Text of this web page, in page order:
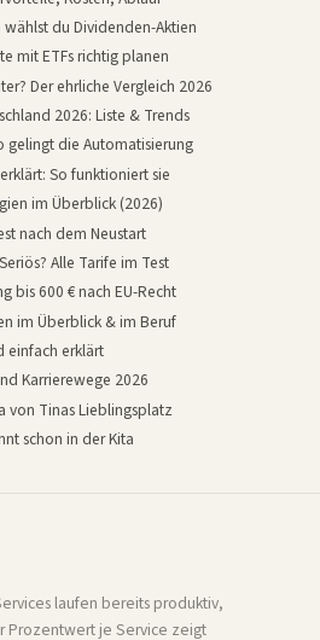
du Dividenden-Aktien
mit ETFs richtig planen
Der ehrliche Vergleich 2026
2026: Liste & Trends
gelingt die Automatisierung
So funktioniert sie
im Überblick (2026)
nach dem Neustart
Alle Tarife im Test
bis 600 € nach EU-Recht
im Überblick & im Beruf
einfach erklärt
Karrierewege 2026
von Tinas Lieblingsplatz
schon in der Kita
laufen bereits produktiv,
Prozentwert je Service zeigt